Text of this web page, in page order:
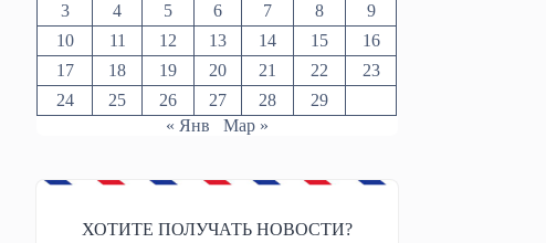
3
4 5 6 7 8
9
10
11 12 13 14 15
16
17
18 19 20 21 22
23
24
25 26 27 28
29
« Янв
Мар »
ХОТИТЕ ПОЛУЧАТЬ НОВОСТИ?